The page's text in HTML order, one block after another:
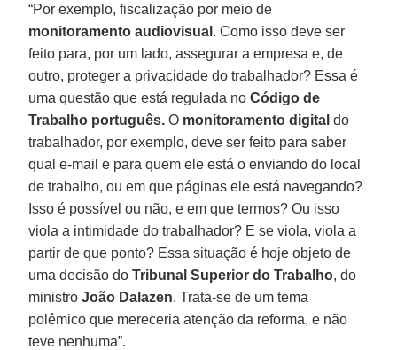
“Por exemplo, fiscalização por meio de
monitoramento audiovisual . Como isso deve ser
feito para, por um lado, assegurar a empresa e, de
outro, proteger a privacidade do trabalhador? Essa é
uma questão que está regulada noCódigo de
Trabalho português. O monitoramento digital do
trabalhador, por exemplo, deve ser feito para saber
qual e-mail e para quem ele está o enviando do local
de trabalho, ou em que páginas ele está navegando?
Isso é possível ou não, e em que termos? Ou isso
viola a intimidade do trabalhador? E se viola, viola a
partir de que ponto? Essa situação é hoje objeto de
uma decisão do Tribunal Superior do Trabalho, do
ministroJoão Dalazen. Trata-se de um tema
polêmico que mereceria atenção da reforma, e não
teve nenhuma”.